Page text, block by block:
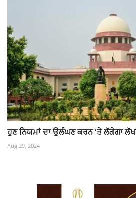
ਹੁਣ ਨਿਯਮਾਂ ਦਾ ਉਲੰਘਣ ਕਰਨ ‘ਤੇ ਲੱਗੇਗਾ
Aug 29, 2024